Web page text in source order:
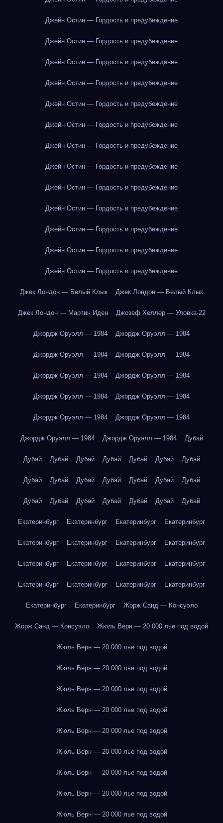
Джейн Остин — Гордость и предубеждение
Джейн Остин — Гордость и предубеждение
Джейн Остин — Гордость и предубеждение
Джейн Остин — Гордость и предубеждение
Джейн Остин — Гордость и предубеждение
Джейн Остин — Гордость и предубеждение
Джейн Остин — Гордость и предубеждение
Джейн Остин — Гордость и предубеждение
Джейн Остин — Гордость и предубеждение
Джейн Остин — Гордость и предубеждение
Джейн Остин — Гордость и предубеждение
Джейн Остин — Гордость и предубеждение
Джейн Остин — Гордость и предубеждение
Джек Лондон — Белый Клык Джек Лондон — Белый Клык
Джек Лондон — Мартин Иден Джозеф Хеллер — Уловка-22
Джордж Оруэлл — 1984 Джордж Оруэлл — 1984
Джордж Оруэлл — 1984 Джордж Оруэлл — 1984
Джордж Оруэлл — 1984 Джордж Оруэлл — 1984
Джордж Оруэлл — 1984 Джордж Оруэлл — 1984
Джордж Оруэлл — 1984 Джордж Оруэлл — 1984
Джордж Оруэлл — 1984 Джордж Оруэлл — 1984 Дубай
Дубай Дубай Дубай Дубай Дубай Дубай Дубай
Дубай Дубай Дубай Дубай Дубай Дубай Дубай
Дубай Дубай Дубай Дубай Дубай Дубай Дубай
Екатеринбург Екатеринбург Екатеринбург Екатеринбург
Екатеринбург Екатеринбург Екатеринбург Екатеринбург
Екатеринбург Екатеринбург Екатеринбург Екатеринбург
Екатеринбург Екатеринбург Екатеринбург Екатеринбург
Екатеринбург Екатеринбург Жорж Санд — Консуэло
Жорж Санд — Консуэло Жюль Верн — 20 000 лье под водой
Жюль Верн — 20 000 лье под водой
Жюль Верн — 20 000 лье под водой
Жюль Верн — 20 000 лье под водой
Жюль Верн — 20 000 лье под водой
Жюль Верн — 20 000 лье под водой
Жюль Верн — 20 000 лье под водой
Жюль Верн — 20 000 лье под водой
Жюль Верн — 20 000 лье под водой
Жюль Верн — 20 000 лье под водой